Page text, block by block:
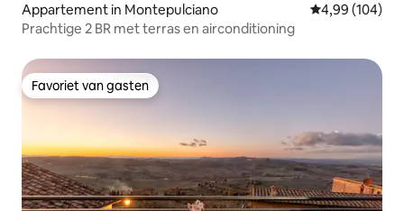
Appartement in Montepulciano Gemiddelde
4,99 (104)
Prachtige 2 BR met terras en airconditioning
Favoriet van gasten
Favoriet van gasten